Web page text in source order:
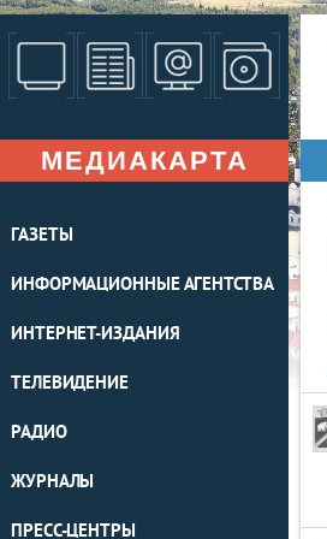
МЕДИАКАРТА
ГАЗЕТЫ
ИНФОРМАЦИОННЫЕ АГЕНТСТВА
ИНТЕРНЕТ-ИЗДАНИЯ
ТЕЛЕВИДЕНИЕ
РАДИО
ЖУРНАЛЫ
ПРЕСС-ЦЕНТРЫ